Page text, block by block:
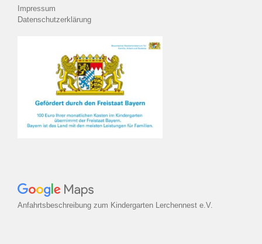
Impressum
Datenschutzerklärung
Anfahrtsbeschreibung zum Kindergarten Lerchennest e.V.